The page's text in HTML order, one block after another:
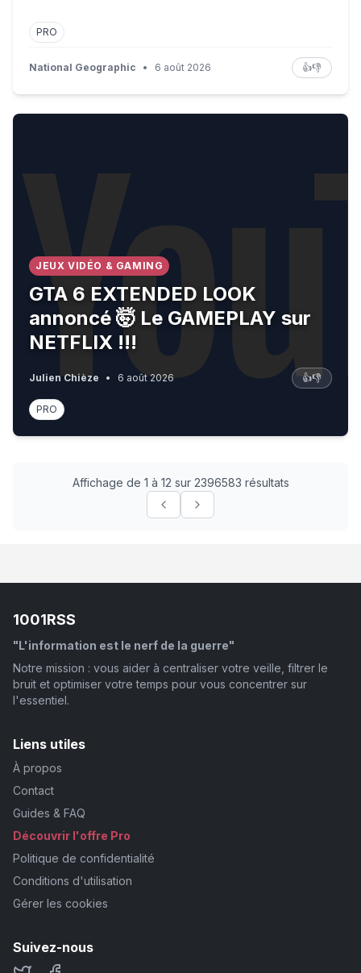
PRO
National Geographic • 6 août 2026 👍👎
GTA 6 EXTENDED LOOK annoncé 🤯 Le GAMEPLAY
JEUX VIDÉO & GAMING
GTA 6 EXTENDED LOOK
annoncé 🤯 Le GAMEPLAY sur
NETFLIX !!!
Julien Chièze • 6 août 2026 👍👎
PRO
Affichage de 1 à 12 sur 2396583 résultats
1001RSS
"L'information est le nerf de la guerre"
Notre mission : vous aider à centraliser votre veille, filtrer le
bruit et optimiser votre temps pour vous concentrer sur
l'essentiel.
Liens utiles
À propos
Contact
Guides & FAQ
Découvrir l'offre Pro
Politique de confidentialité
Conditions d'utilisation
Gérer les cookies
Suivez-nous